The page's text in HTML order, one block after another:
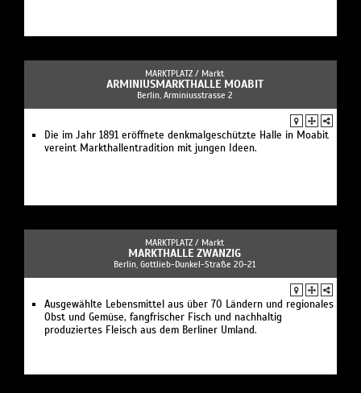
MARKTPLATZ / Markt
ARMINIUSMARKTHALLE MOABIT
Berlin, Arminiusstrasse 2
Die im Jahr 1891 eröffnete denkmalgeschützte Halle in Moabit
vereint Markthallentradition mit jungen Ideen.
MARKTPLATZ / Markt
MARKTHALLE ZWANZIG
Berlin, Gottlieb-Dunkel-Straße 20-21
Ausgewählte Lebensmittel aus über 70 Ländern und regionales
Obst und Gemüse, fangfrischer Fisch und nachhaltig
produziertes Fleisch aus dem Berliner Umland.